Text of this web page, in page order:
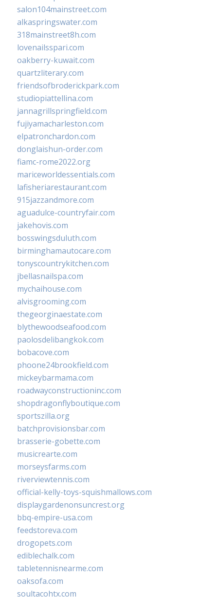
salon104mainstreet.com
alkaspringswater.com
318mainstreet8h.com
lovenailsspari.com
oakberry-kuwait.com
quartzliterary.com
friendsofbroderickpark.com
studiopiattellina.com
jannagrillspringfield.com
fujiyamacharleston.com
elpatronchardon.com
donglaishun-order.com
fiamc-rome2022.org
mariceworldessentials.com
lafisheriarestaurant.com
915jazzandmore.com
aguadulce-countryfair.com
jakehovis.com
bosswingsduluth.com
birminghamautocare.com
tonyscountrykitchen.com
jbellasnailspa.com
mychaihouse.com
alvisgrooming.com
thegeorginaestate.com
blythewoodseafood.com
paolosdelibangkok.com
bobacove.com
phoone24brookfield.com
mickeybarmama.com
roadwayconstructioninc.com
shopdragonflyboutique.com
sportszilla.org
batchprovisionsbar.com
brasserie-gobette.com
musicrearte.com
morseysfarms.com
riverviewtennis.com
official-kelly-toys-squishmallows.com
displaygardenonsuncrest.org
bbq-empire-usa.com
feedstoreva.com
drogopets.com
ediblechalk.com
tabletennisnearme.com
oaksofa.com
soultacohtx.com